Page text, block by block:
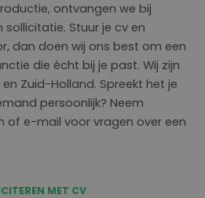
ontvangen we bij
Stuur je cv en
dan doen wij ons best om een
die écht bij je past. Wij zijn
Zuid-Holland. Spreekt het je
persoonlijk? Neem
e-mail voor vragen over een
MET CV